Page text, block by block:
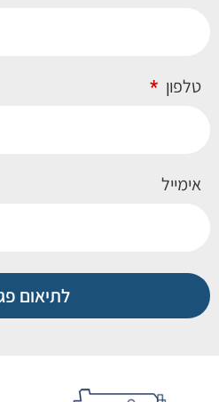
טלפון
אימייל
לתיאום